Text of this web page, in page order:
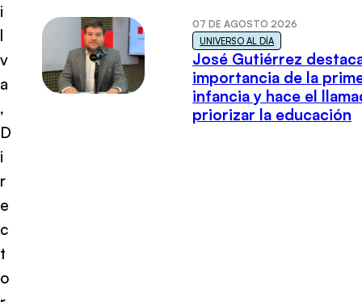
i
l
v
a
,
D
i
r
e
c
t
o
07 DE AGOSTO 2026
UNIVERSO AL DÍA
José Gutiérrez
importancia de la
infancia y hace el
priorizar la educación